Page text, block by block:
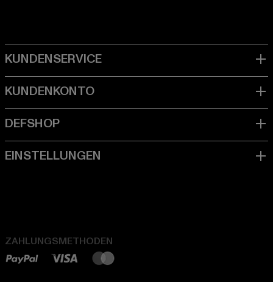
ZAHLUNGSMETHODEN